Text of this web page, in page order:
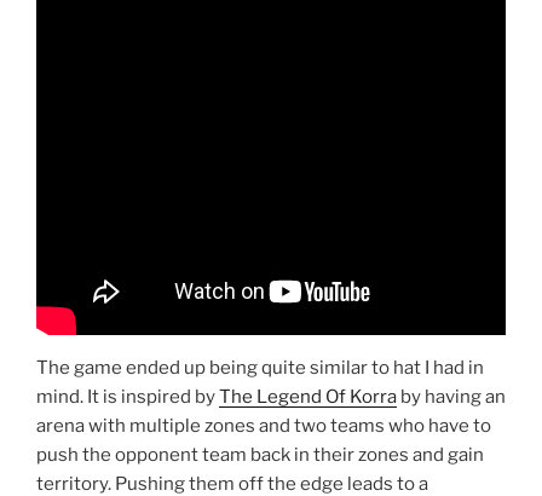
The game ended up being quite similar to hat I had in
mind. It is inspired byThe Legend Of Korra by having an
arena with multiple zones and two teams who have to
push the opponent team back in their zones and gain
territory. Pushing them off the edge leads to a